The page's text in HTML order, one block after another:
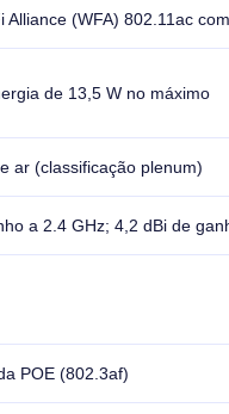
(WFA) 802.11ac
de 13,5 W no máximo
ar (classificação plenum)
a 2.4 GHz; 4,2 dBi de
POE (802.3af)